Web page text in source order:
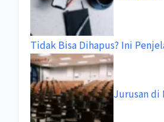
Tidak Bisa Dihapus? Ini
Jurusan di